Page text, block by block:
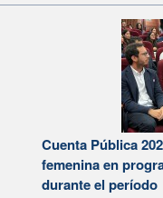
Cuenta Pública
femenina en
durante el período